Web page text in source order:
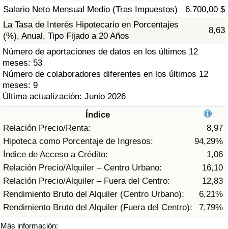
Salario Neto Mensual Medio (Tras Impuestos)
6.700,00 $
La Tasa de Interés Hipotecario en Porcentajes
(%), Anual, Tipo Fijado a 20 Años
8,63
Número de aportaciones de datos en los últimos 12
meses: 53
Número de colaboradores diferentes en los últimos 12
meses: 9
Última actualización: Junio 2026
Índice
Relación Precio/Renta:
8,97
Hipoteca como Porcentaje de Ingresos:
94,29%
Índice de Acceso a Crédito:
1,06
Relación Precio/Alquiler – Centro Urbano:
16,10
Relación Precio/Alquiler – Fuera del Centro:
12,83
Rendimiento Bruto del Alquiler (Centro Urbano):
6,21%
Rendimiento Bruto del Alquiler (Fuera del Centro):
7,79%
Más información:
Índice de criminalidad por país
Sanidad
Índice de Sanidad (Actual)
Índice de Sanidad
Índice de Sanidad por País
Índice de contaminación
Índice de Contaminación por País